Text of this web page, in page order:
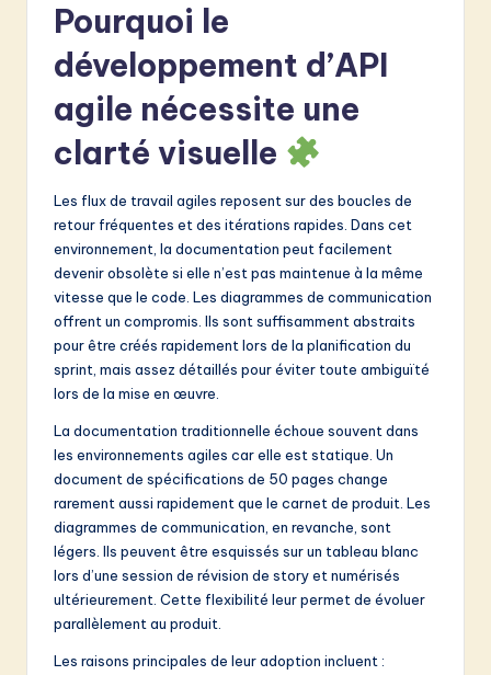
Pourquoi le
développement d’API
agile nécessite une
clarté visuelle
Les flux de travail agiles reposent sur des boucles de
retour fréquentes et des itérations rapides. Dans cet
environnement, la documentation peut facilement
devenir obsolète si elle n’est pas maintenue à la même
vitesse que le code. Les diagrammes de communication
offrent un compromis. Ils sont suffisamment abstraits
pour être créés rapidement lors de la planification du
sprint, mais assez détaillés pour éviter toute ambiguïté
lors de la mise en œuvre.
La documentation traditionnelle échoue souvent dans
les environnements agiles car elle est statique. Un
document de spécifications de 50 pages change
rarement aussi rapidement que le carnet de produit. Les
diagrammes de communication, en revanche, sont
légers. Ils peuvent être esquissés sur un tableau blanc
lors d’une session de révision de story et numérisés
ultérieurement. Cette flexibilité leur permet de évoluer
parallèlement au produit.
Les raisons principales de leur adoption incluent :